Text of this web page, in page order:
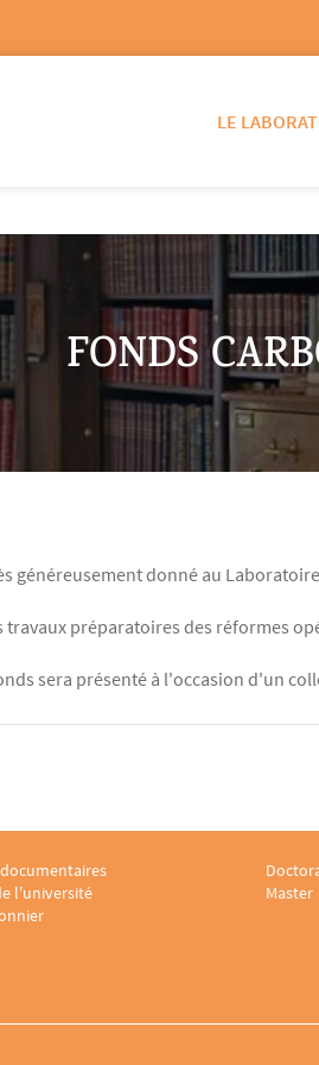
LE
FONDS
généreusement donné au
préparatoires des réformes
sera présenté à l'occasion d'un
Laboratoire sociologie juridique 2
l'université
Menu
Master